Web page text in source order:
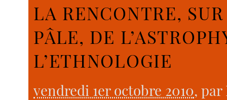
LA RENCONTRE,
PÂLE, DE
L’ETHNOLOGIE
vendredi 1er octobre 2010, par